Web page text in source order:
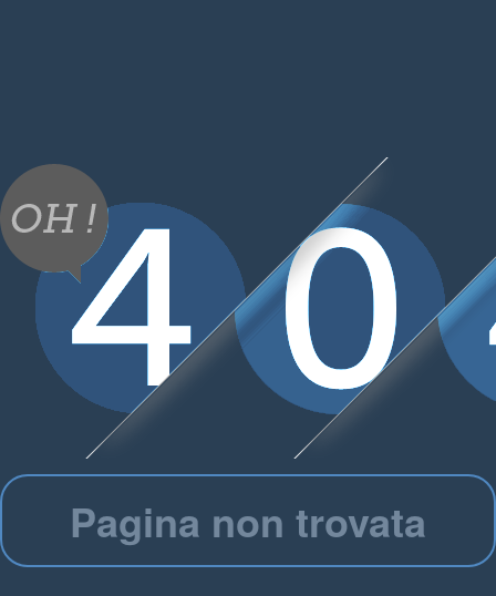
Pagina non trovata